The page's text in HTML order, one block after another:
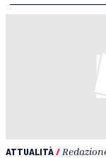
ATTUALITÀ/